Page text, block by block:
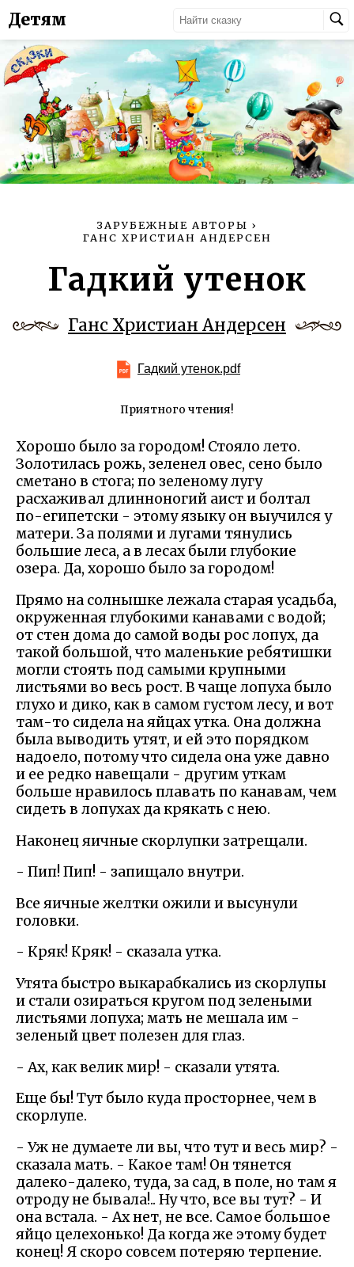
Детям
ЗАРУБЕЖНЫЕ АВТОРЫ ›
ГАНС ХРИСТИАН АНДЕРСЕН
Гадкий утенок
Ганс Христиан Андерсен
Гадкий утенок.pdf
Приятного чтения!
Хорошо было за городом! Стояло лето.
Золотилась рожь, зеленел овес, сено было
сметано в стога; по зеленому лугу
расхаживал длинноногий аист и болтал
по-египетски - этому языку он выучился у
матери. За полями и лугами тянулись
большие леса, а в лесах были глубокие
озера. Да, хорошо было за городом!
Прямо на солнышке лежала старая усадьба,
окруженная глубокими канавами с водой;
от стен дома до самой воды рос лопух, да
такой большой, что маленькие ребятишки
могли стоять под самыми крупными
листьями во весь рост. В чаще лопуха было
глухо и дико, как в самом густом лесу, и вот
там-то сидела на яйцах утка. Она должна
была выводить утят, и ей это порядком
надоело, потому что сидела она уже давно
и ее редко навещали - другим уткам
больше нравилось плавать по канавам, чем
сидеть в лопухах да крякать с нею.
Наконец яичные скорлупки затрещали.
- Пип! Пип! - запищало внутри.
Все яичные желтки ожили и высунули
головки.
- Кряк! Кряк! - сказала утка.
Утята быстро выкарабкались из скорлупы
и стали озираться кругом под зелеными
листьями лопуха; мать не мешала им -
зеленый цвет полезен для глаз.
- Ах, как велик мир! - сказали утята.
Еще бы! Тут было куда просторнее, чем в
скорлупе.
- Уж не думаете ли вы, что тут и весь мир? -
сказала мать. - Какое там! Он тянется
далеко-далеко, туда, за сад, в поле, но там я
отроду не бывала!.. Ну что, все вы тут? - И
она встала. - Ах нет, не все. Самое большое
яйцо целехонько! Да когда же этому будет
конец! Я скоро совсем потеряю терпение.